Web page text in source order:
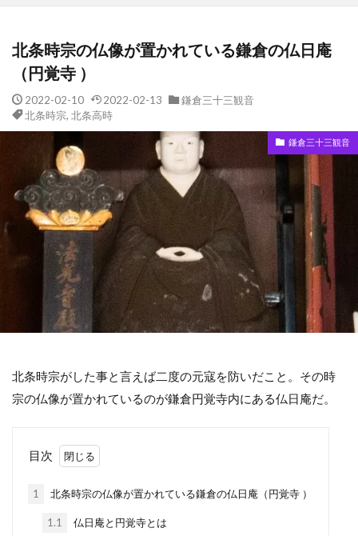
北条時宗の仏像が置かれている鎌倉の仏日庵
（円覚寺 ）
2022-02-10 2022-02-13
鎌倉三十三観音
北条時宗, 北条高時
鎌倉三十三観音
北条時宗がした事と言えば二度の元寇を防いだこと。その時
宗の仏像が置かれているのが鎌倉円覚寺内にある仏日庵だ。
目次
1 北条時宗の仏像が置かれている鎌倉の仏日庵（円覚寺 ）
1.1 仏日庵と円覚寺とは